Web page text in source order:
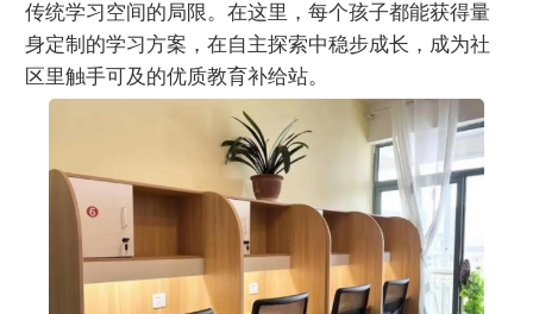
传统学习空间的局限。在这里，每个孩子都能获得量
身定制的学习方案，在自主探索中稳步成长，成为社
区里触手可及的优质教育补给站。